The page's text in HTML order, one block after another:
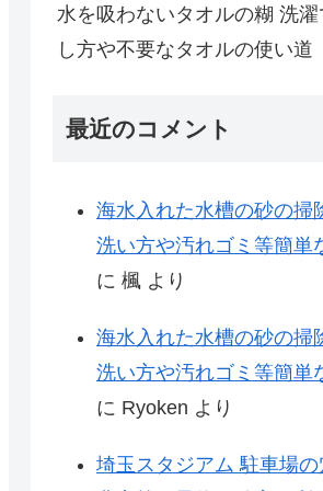
水を吸わないタオルの糊 洗濯
し方や不要なタオルの使い道
最近のコメント
海水入れた水槽の砂の掃
洗い方や汚れゴミ等簡単
に 楓 より
海水入れた水槽の砂の掃
洗い方や汚れゴミ等簡単
に Ryoken より
埼玉スタジアム 駐車場の